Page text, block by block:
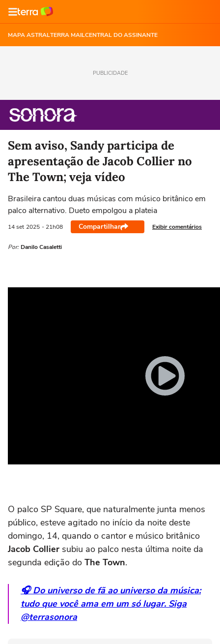
MAPA ASTRALTERRA MAILCENTRAL DO ASSINANTE
PUBLICIDADE
Sem aviso, Sandy participa de
apresentação de Jacob Collier no
The Town; veja vídeo
Brasileira cantou duas músicas com músico britânico em
palco alternativo. Dueto empolgou a plateia
14 set 2025 - 21h08 Compartilhar Exibir comentários
Por: Danilo Casaletti
O palco SP Square, que naturalmente junta menos
público, esteve agitado no início da noite deste
domingo, 14, quando o cantor e músico britânico
Jacob Collier subiu ao palco nesta última noite da
segunda edição do The Town.
🎧 Do universo de fã ao universo da música:
tudo que você ama em um só lugar. Siga
@terrasonora